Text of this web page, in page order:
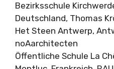
Bezirksschule
Deutschland, Thomas
Het Steen Antwerp,
noAarchitecten
Öffentliche Schule La